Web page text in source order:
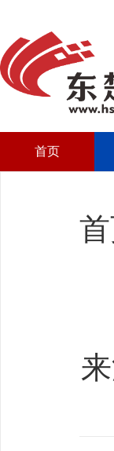
首页